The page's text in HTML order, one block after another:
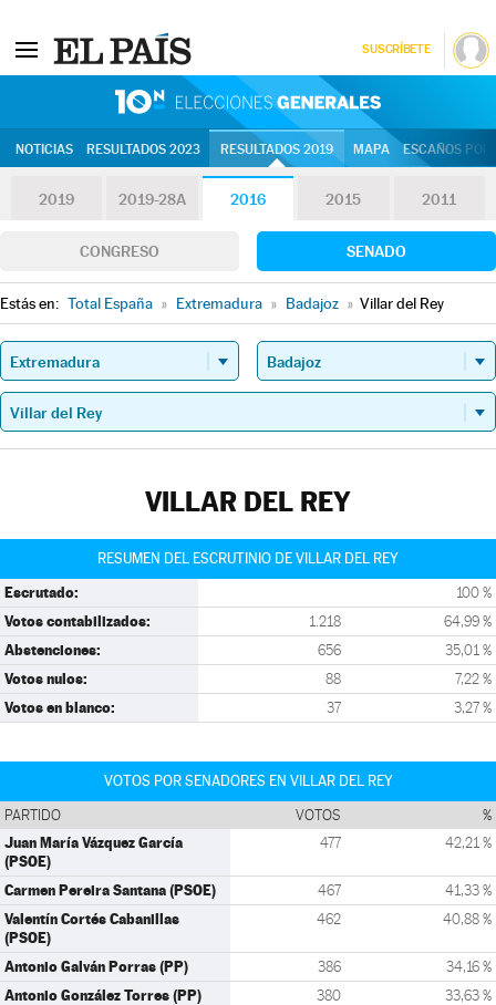
SUSCRÍBETE
NOTICIAS RESULTADOS 2023 RESULTADOS 2019 MAPA ESCAÑOS
2019 2019-28A 2016 2015 2011
CONGRESO SENADO
Estás en: Total España » Extremadura » Badajoz » Villar del Rey
VILLAR DEL REY
RESUMEN DEL ESCRUTINIO DE VILLAR DEL REY
Escrutado: 100 %
Votos contabilizados: 1.218 64,99 %
Abstenciones: 656 35,01 %
Votos nulos: 88 7,22 %
Votos en blanco: 37 3,27 %
VOTOS POR SENADORES EN VILLAR DEL REY
PARTIDO VOTOS %
Juan María Vázquez García
(PSOE)
477 42,21 %
Carmen Pereira Santana (PSOE) 467 41,33 %
Valentín Cortés Cabanillas
(PSOE)
462 40,88 %
Antonio Galván Porras (PP) 386 34,16 %
Antonio González Torres (PP) 380 33,63 %